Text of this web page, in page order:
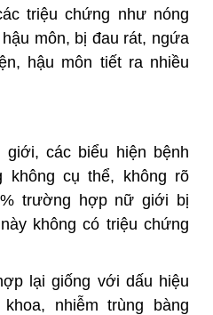
triệu chứng như nóng
môn, bị đau rát, ngứa
hậu môn tiết ra nhiều
giới, các biểu hiện bệnh
cụ thể, không rõ
trường hợp nữ giới bị
không có triệu chứng
lại giống với dấu hiệu
nhiễm trùng bàng